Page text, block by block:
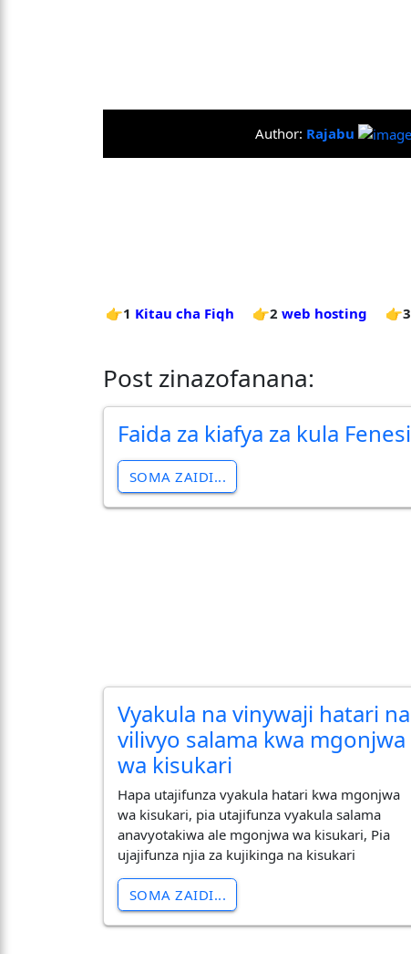
Author: Rajabu
👉1 Kitau cha Fiqh 👉2 web hosting 👉3
Post zinazofanana:
Faida za kiafya za kula Fenesi
SOMA ZAIDI...
Vyakula na vinywaji hatari na
vilivyo salama kwa mgonjwa
wa kisukari
Hapa utajifunza vyakula hatari kwa mgonjwa
wa kisukari, pia utajifunza vyakula salama
anavyotakiwa ale mgonjwa wa kisukari, Pia
ujajifunza njia za kujikinga na kisukari
SOMA ZAIDI...